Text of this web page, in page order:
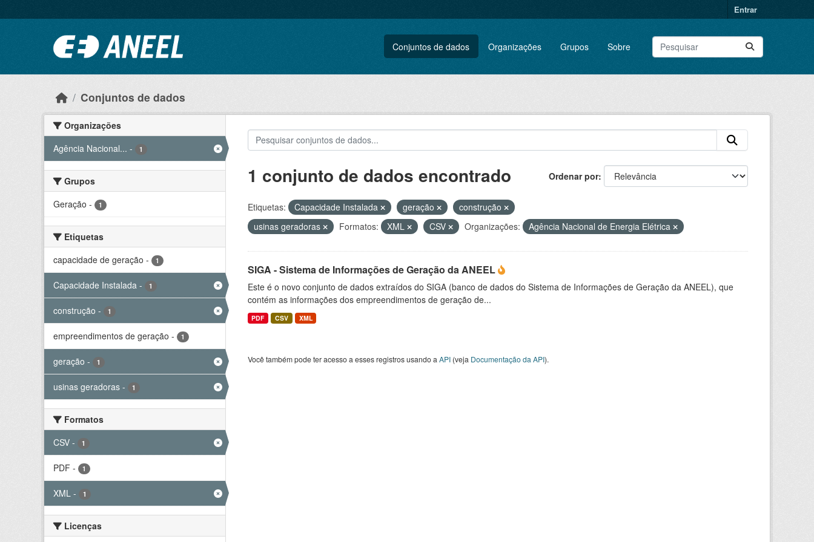
Entrar
Conjuntos de dados Organizações Grupos Sobre
Conjuntos de dados
Organizações
Agência Nacional... - 1
Grupos
Geração - 1
Etiquetas
capacidade de geração - 1
Capacidade Instalada - 1
construção - 1
empreendimentos de geração - 1
geração - 1
usinas geradoras - 1
Formatos
CSV - 1
PDF - 1
XML - 1
Licenças
Ordenar por
1 conjunto de dados encontrado
Etiquetas: Capacidade Instalada geração
construção
usinas geradoras
Formatos: XML CSV Organizações: Agência Nacional de Energia Elétrica
SIGA - Sistema de Informações de Geração da ANEEL
Este é o novo conjunto de dados extraídos do SIGA (banco de dados do Sistema de Informações de Geração da ANEEL), que
contém as informações dos empreendimentos de geração de...
PDF CSV XML
Você também pode ter acesso a esses registros usando a API(veja Documentação da API).